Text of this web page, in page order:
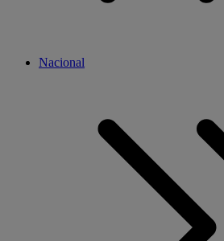
Nacional